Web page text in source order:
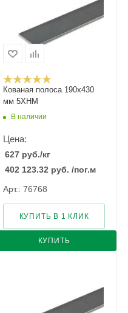
Кованая полоса 190x430
мм 5ХНМ
В наличии
Цена:
627 руб./кг
402 123.32 руб. /пог.м
Арт.: 76768
КУПИТЬ
КУПИТЬ В 1 КЛИК